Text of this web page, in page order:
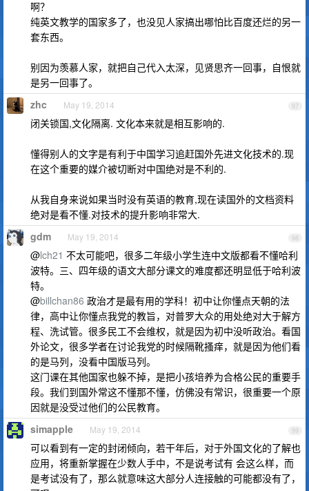
啊？
纯英文教学的国家多了，也没见人家搞出哪怕比百度还烂的另一
套东西。
别因为羡慕人家，就把自己代入太深，见贤思齐一回事，自恨就
是另一回事了。
97
zhc May 19, 2014
闭关锁国,文化隔离. 文化本来就是相互影响的.
懂得别人的文字是有利于中国学习追赶国外先进文化技术的.现
在这个重要的媒介被切断对中国绝对是不利的.
从我自身来说如果当时没有英语的教育,现在读国外的文档资料
绝对是看不懂.对技术的提升影响非常大.
98
gdm May 19, 2014
@lch21 不太可能吧，很多二年级小学生连中文版都看不懂哈利
波特。三、四年级的语文大部分课文的难度都还明显低于哈利波
特。
@billchan86 政治才是最有用的学科！初中让你懂点天朝的法
律，高中让你懂点我党的教旨，对普罗大众的用处绝对大于解方
程、洗试管。很多民工不会维权，就是因为初中没听政治。看国
外论文，很多学者在讨论我党的时候隔靴搔痒，就是因为他们看
的是马列，没看中国版马列。
这门课在其他国家也躲不掉，是把小孩培养为合格公民的重要手
段。我们到国外常这不懂那不懂，仿佛没有常识，很重要一个原
因就是没受过他们的公民教育。
99
simapple May 19, 2014
可以看到有一定的封闭倾向，若干年后，对于外国文化的了解也
应用，将重新掌握在少数人手中，不是说考试有 会这么样，而
是考试没有了，那么就意味这大部分人连接触的可能都没有了，